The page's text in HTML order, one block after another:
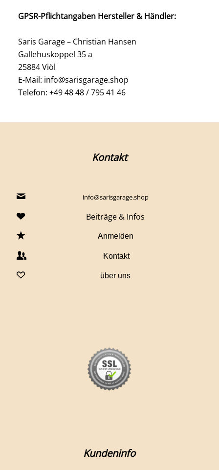
GPSR-Pflichtangaben Hersteller & Händler:
Saris Garage – Christian Hansen
Gallehuskoppel 35 a
25884 Viöl
E-Mail: info@sarisgarage.shop
Telefon: +49 48 48 / 795 41 46
Kontakt
info@sarisgarage.shop
Beiträge & Infos
Anmelden
Kontakt
über uns
Kundeninfo